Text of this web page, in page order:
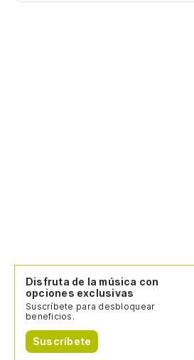
Disfruta de la música con
opciones exclusivas
Suscríbete para desbloquear
beneficios.
Suscríbete